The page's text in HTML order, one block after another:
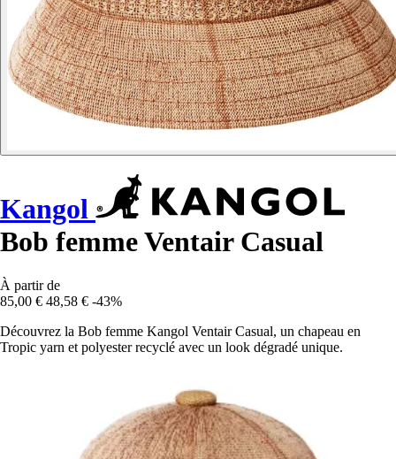
Kangol
Bob femme Ventair Casual
À partir de
85,00 € 48,58 € -43%
Découvrez la Bob femme Kangol Ventair Casual, un chapeau en
Tropic yarn et polyester recyclé avec un look dégradé unique.